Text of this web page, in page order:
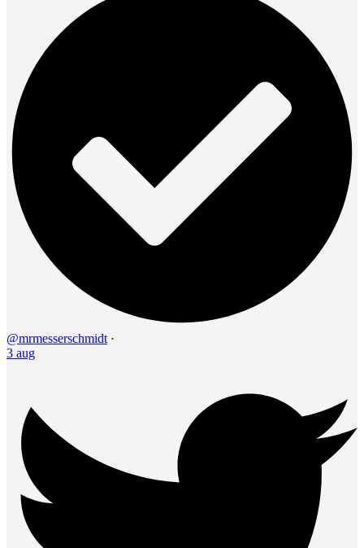
@mrmesserschmidt ·
3 aug